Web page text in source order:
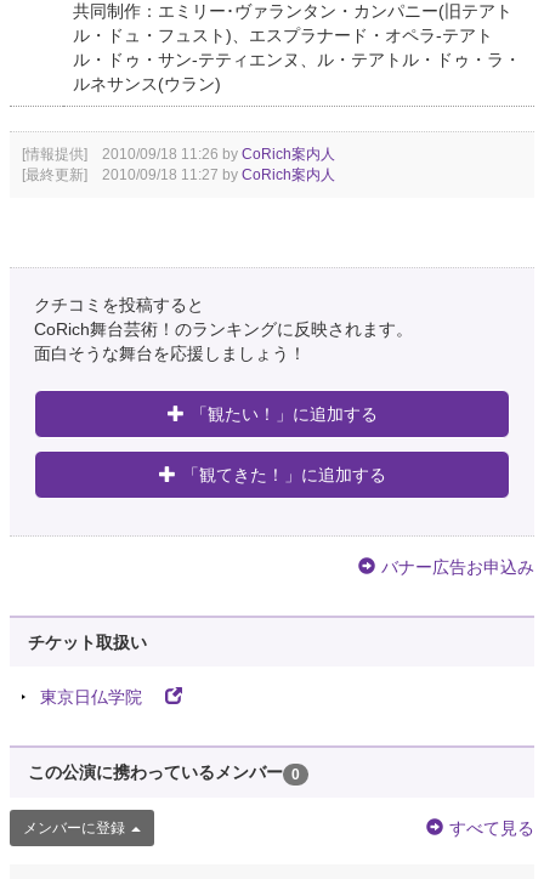
共同制作：エミリー･ヴァランタン・カンパニー(旧テアト
ル・ドュ・フュスト)、エスプラナード・オペラ-テアト
ル・ドゥ・サン-テティエンヌ、ル・テアトル・ドゥ・ラ・
ルネサンス(ウラン)
[情報提供] 2010/09/18 11:26 by CoRich案内人
[最終更新] 2010/09/18 11:27 by CoRich案内人
クチコミを投稿すると
CoRich舞台芸術！のランキングに反映されます。
面白そうな舞台を応援しましょう！
「観たい！」に追加する
「観てきた！」に追加する
バナー広告お申込み
チケット取扱い
東京日仏学院
この公演に携わっているメンバー 0
メンバーに登録 すべて見る